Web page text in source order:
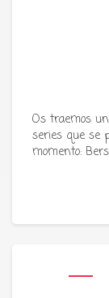
Os traemos
series que se
momento: